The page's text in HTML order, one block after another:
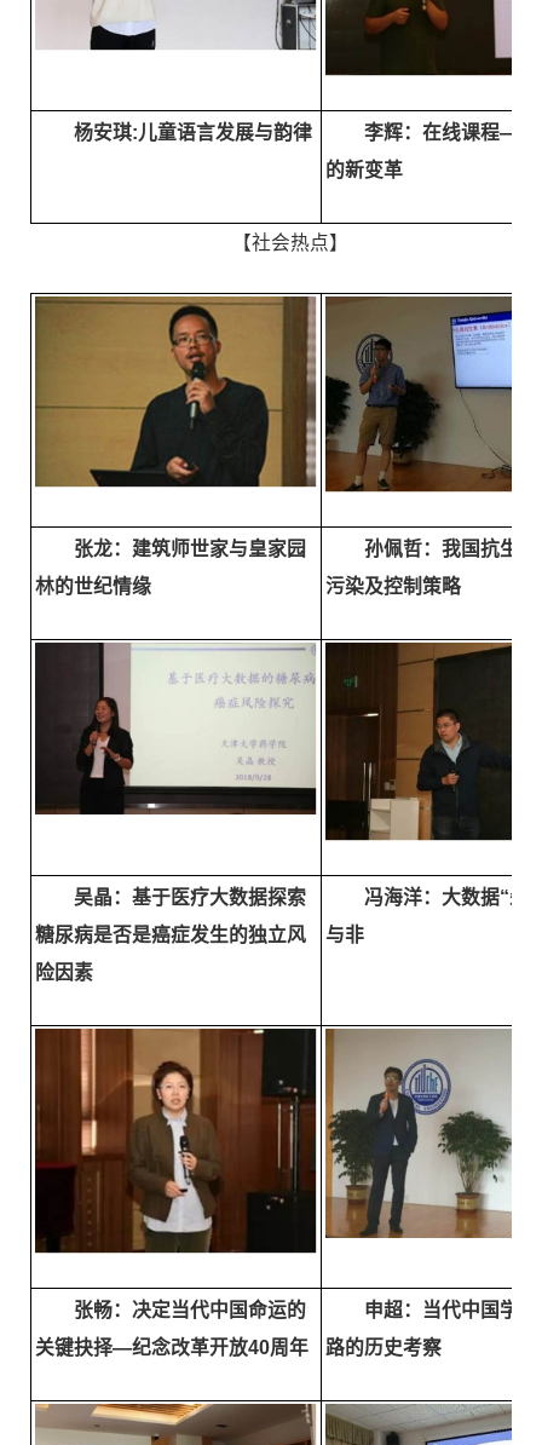
杨安琪:儿童语言发展与韵律
李辉：在线课程—课
的新变革
【社会热点】
张龙：建筑师世家与皇家园
林的世纪情缘
孙佩哲：我国抗生
污染及控制策略
吴晶：基于医疗大数据探索
糖尿病是否是癌症发生的独立风
险因素
冯海洋：大数据“杀
与非
张畅：决定当代中国命运的
关键抉择—纪念改革开放40周年
申超：当代中国学
路的历史考察